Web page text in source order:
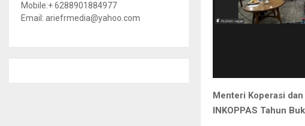
Menteri Koperasi
INKOPPAS Tahun
Mobile:+ 6288901884977
Email: ariefrmedia@yahoo.com